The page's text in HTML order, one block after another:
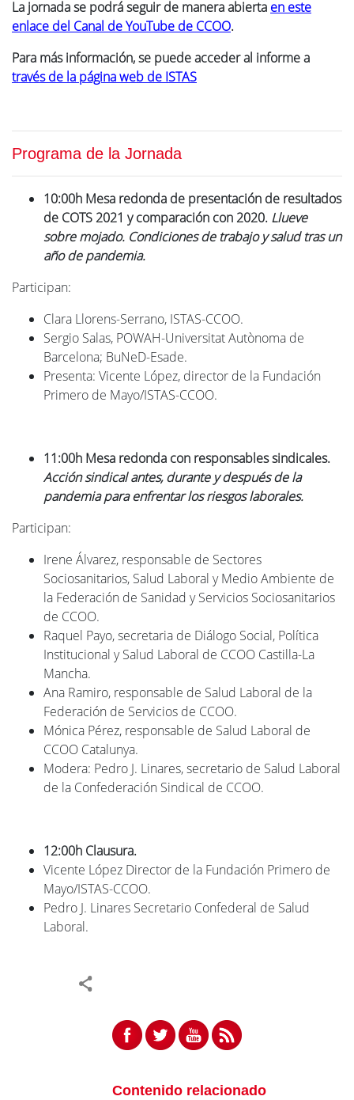
La jornada se podrá seguir de manera abierta en este
enlace del Canal de YouTube de CCOO.
Para más información, se puede acceder al informe a
través de la página web de ISTAS
Programa de la Jornada
10:00h Mesa redonda de presentación de resultados
de COTS 2021 y comparación con 2020. Llueve
sobre mojado. Condiciones de trabajo y salud tras un
año de pandemia.
Participan:
Clara Llorens-Serrano, ISTAS-CCOO.
Sergio Salas, POWAH-Universitat Autònoma de
Barcelona; BuNeD-Esade.
Presenta: Vicente López, director de la Fundación
Primero de Mayo/ISTAS-CCOO.
11:00h Mesa redonda con responsables sindicales.
Acción sindical antes, durante y después de la
pandemia para enfrentar los riesgos laborales.
Participan:
Irene Álvarez, responsable de Sectores
Sociosanitarios, Salud Laboral y Medio Ambiente de
la Federación de Sanidad y Servicios Sociosanitarios
de CCOO.
Raquel Payo, secretaria de Diálogo Social, Política
Institucional y Salud Laboral de CCOO Castilla-La
Mancha.
Ana Ramiro, responsable de Salud Laboral de la
Federación de Servicios de CCOO.
Mónica Pérez, responsable de Salud Laboral de
CCOO Catalunya.
Modera: Pedro J. Linares, secretario de Salud Laboral
de la Confederación Sindical de CCOO.
12:00h Clausura.
Vicente López Director de la Fundación Primero de
Mayo/ISTAS-CCOO.
Pedro J. Linares Secretario Confederal de Salud
Laboral.
Contenido relacionado